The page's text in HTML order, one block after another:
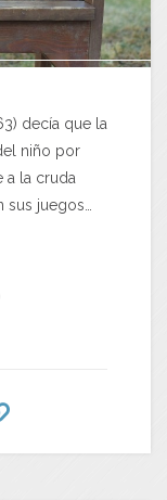
decía que la
niño por
a la cruda
sus juegos…